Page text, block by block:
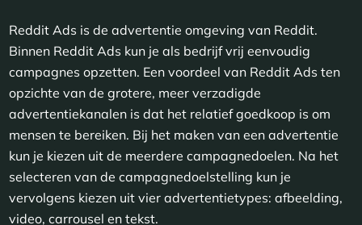
Reddit Ads is de advertentie omgeving van Reddit.
Binnen Reddit Ads kun je als bedrijf vrij eenvoudig
campagnes opzetten. Een voordeel van Reddit Ads ten
opzichte van de grotere, meer verzadigde
advertentiekanalen is dat het relatief goedkoop is om
mensen te bereiken. Bij het maken van een advertentie
kun je kiezen uit de meerdere campagnedoelen. Na het
selecteren van de campagnedoelstelling kun je
vervolgens kiezen uit vier advertentietypes: afbeelding,
video, carrousel en tekst.